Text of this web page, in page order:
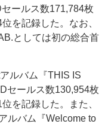
ールス数171,784枚
を記録した。なお、
としては初の総合首
ルバム『THIS IS
セールス数130,954枚
を記録した。また、
ルバム『Welcome to